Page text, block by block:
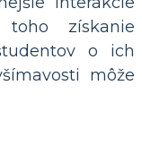
získanie
o ich
môže